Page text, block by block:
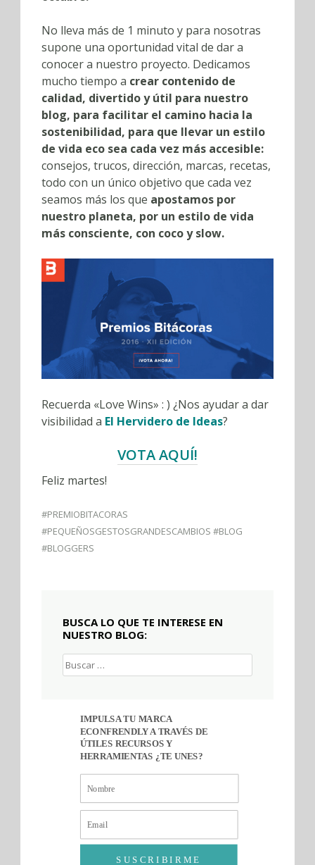
No lleva más de 1 minuto y para nosotras
supone una oportunidad vital de dar a
conocer a nuestro proyecto. Dedicamos
mucho tiempo a crear contenido de
calidad, divertido y útil para nuestro
blog, para facilitar el camino hacia la
sostenibilidad, para que llevar un estilo
de vida eco sea cada vez más accesible:
consejos, trucos, dirección, marcas, recetas,
todo con un único objetivo que cada vez
seamos más los que apostamos por
nuestro planeta, por un estilo de vida
más consciente, con coco y slow.
Recuerda «Love Wins» : ) ¿Nos ayudar a dar
visibilidad a El Hervidero de Ideas?
VOTA AQUÍ!
Feliz martes!
#PREMIOBITACORAS
#PEQUEÑOSGESTOSGRANDESCAMBIOS #BLOG
#BLOGGERS
BUSCA LO QUE TE INTERESE EN
NUESTRO BLOG:
Buscar:
IMPULSA TU MARCA
ECONFRENDLY A TRAVÉS DE
ÚTILES RECURSOS Y
HERRAMIENTAS ¿TE UNES?
SUSCRIBIRME